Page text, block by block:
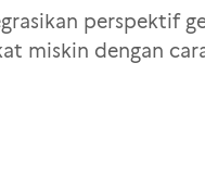
perspektif
miskin dengan